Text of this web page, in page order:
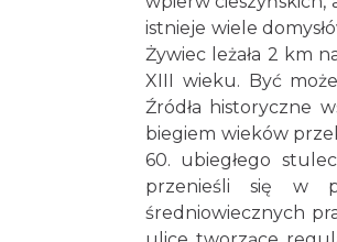
istnieje wiele
Żywiec leżała 2 km
XIII wieku. Być
Źródła historyczne
biegiem wieków
60. ubiegłego
przenieśli się w
średniowiecznych